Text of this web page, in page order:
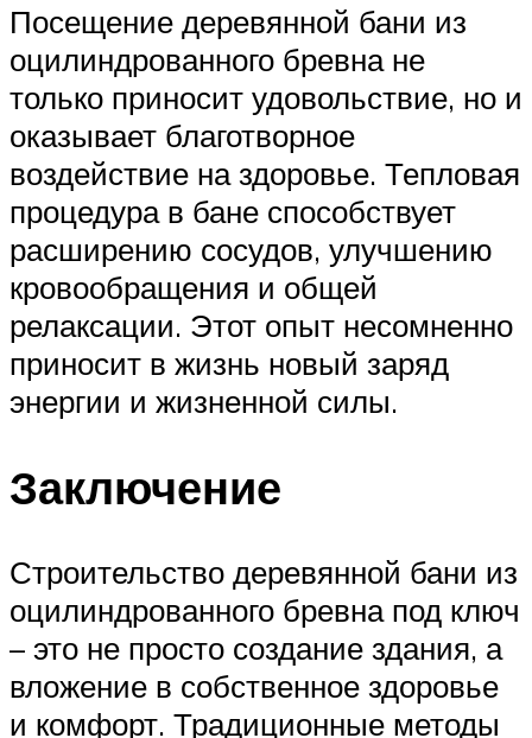
Посещение деревянной бани из
оцилиндрованного бревна не
только приносит удовольствие, но и
оказывает благотворное
воздействие на здоровье. Тепловая
процедура в бане способствует
расширению сосудов, улучшению
кровообращения и общей
релаксации. Этот опыт несомненно
приносит в жизнь новый заряд
энергии и жизненной силы.
Заключение
Строительство деревянной бани из
оцилиндрованного бревна под ключ
– это не просто создание здания, а
вложение в собственное здоровье
и комфорт. Традиционные методы